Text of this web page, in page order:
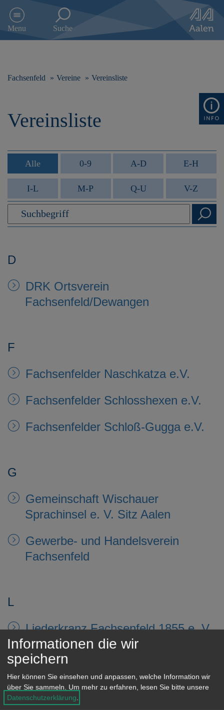
e
n
p
Menu Suche
Fachsenfeld Vereine Vereinsliste
Vereinsliste
Alle 0-9 A-D E-H
I-L M-P Q-U V-Z
D
DRK Ortsverein
Fachsenfeld/Dewangen
F
Fachsenfelder Naschkatza e.V.
Fachsenfelder Schlosshexen e.V.
Fachsenfelder Schloß-Gugga e.V.
G
Gemeinschaft Wischauer
Sprachinsel e. V. Sitz Aalen
Gewerbe- und Handelsverein
Fachsenfeld
L
Liederkranz Fachsenfeld 1855 e. V.
M
Musikverein Fachsenfeld 1956 e. V.
Informationen die wir
speichern
Hier können Sie einsehen und anpassen, welche Information wir
über Sie sammeln.
Um mehr zu erfahren, lesen Sie bitte unsere
Datenschutzerklärung